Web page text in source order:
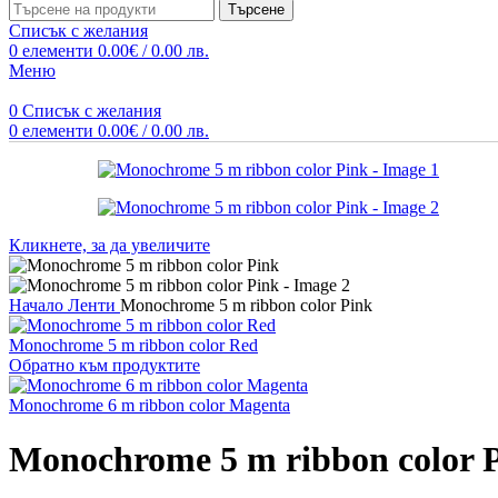
Търсене
Списък с желания
0 елементи 0.00€ / 0.00 лв.
Меню
0 Списък с желания
0 елементи 0.00€ / 0.00 лв.
Кликнете, за да увеличите
Начало Ленти Monochrome 5 m ribbon color Pink
Monochrome 5 m ribbon color Red
Обратно към продуктите
Monochrome 6 m ribbon color Magenta
Monochrome 5 m ribbon color